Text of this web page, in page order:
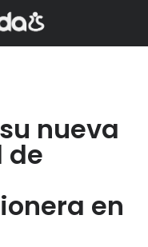
nueva
de
en